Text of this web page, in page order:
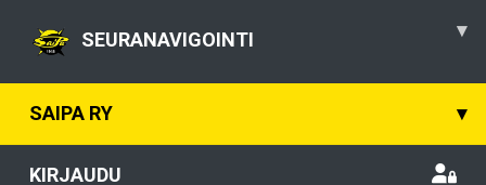
SEURANAVIGOINTI ▾
SAIPA RY ▾
KIRJAUDU